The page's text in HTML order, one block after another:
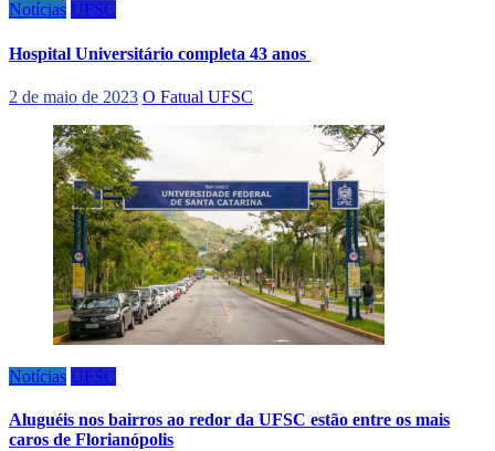
Notícias UFSC
Hospital Universitário completa 43 anos
2 de maio de 2023 O Fatual UFSC
Notícias UFSC
Aluguéis nos bairros ao redor da UFSC estão entre os mais
caros de Florianópolis